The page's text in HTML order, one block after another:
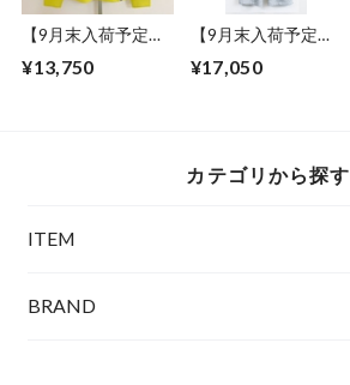
【9月末入荷予定】
Sewn Yellow
¥13,750
【9月末入荷予定】
Pants Gray
¥17,050
カテゴリから探す
ITEM
BRAND